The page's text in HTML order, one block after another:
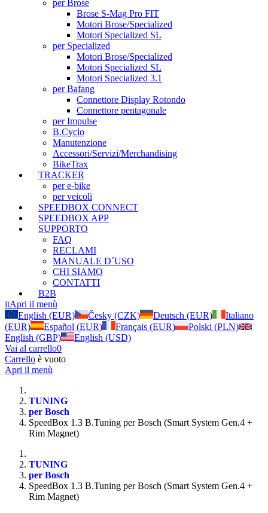
per Brose
Brose S-Mag Pro FIT
Motori Brose/Specialized
Motori Specialized SL
per Specialized
Motori Brose/Specialized
Motori Specialized SL
Motori Specialized 3.1
per Bafang
Connettore Display Rotondo
Connettore pentagonale
per Impulse
B.Cyclo
Manutenzione
Accessori/Servizi/Merchandising
BikeTrax
TRACKER
per e-bike
per veicoli
SPEEDBOX CONNECT
SPEEDBOX APP
SUPPORTO
FAQ
RECLAMI
MANUALE D´USO
CHI SIAMO
CONTATTI
B2B
itApri il menù
English (EUR)
Česky (CZK) Deutsch (EUR)
Italiano
(EUR)
Español (EUR) Français (EUR)
Polski (PLN)
English (GBP)
English (USD)
Vai al carrello0
Carrello è vuoto
Apri il menù
TUNING
per Bosch
SpeedBox 1.3 B.Tuning per Bosch (Smart System Gen.4 +
Rim Magnet)
TUNING
per Bosch
SpeedBox 1.3 B.Tuning per Bosch (Smart System Gen.4 +
Rim Magnet)